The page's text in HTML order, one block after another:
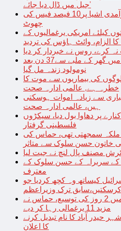
جیل میں ڈال دیا جائے’
افغان ٹرانزٹ ٹریڈ کی درآمدی اشیا پر10 فیصد فیس کی
چھوٹ
کیلئے امریکی یرغمالیوں کے
کا الزام، وائٹ ہاؤس کی تردید
نہ کرے، روس نے خبردار کر دیا
جسے اللہ رکھے؛ غزہ میں گھر کے ملبے سے37 دن بعد
نومولود زندہ مل گیا
کی بیماریوں سے موت کا
خطرہ ہے, عالمی ادارہ صحت
سے زیادہ اموات ہوسکتی
ہیں، عالمی ادارہ صحت
پر دھاوا بول دیا، سیکڑوں
فلسطینی گرفتار
ملکہ سمجھتی تھی، حماس کی
خاتون حسن سلوک سے متاثر
کے سربراہ کے حسن سلوک کے
معترف
کیساتھ وہ کچھ کردیا جو
ترک وزیراعظم
اسرائیل و حماس جنگ بندی میں 2 روز کی توسیع، حماس نے
مزید 11 یرغمالی رہا کر دیے
حیدر آباد کا نام تبدیل کرنے
کا اعلان